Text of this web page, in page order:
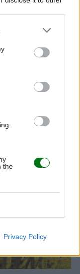
the
Privacy Policy
¡los 10 que le